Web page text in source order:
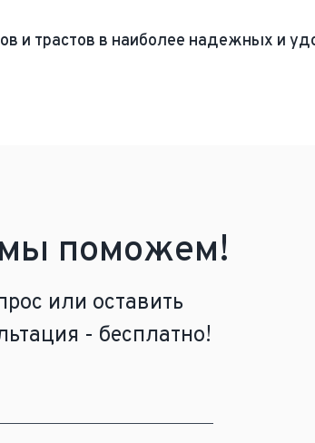
и трастов в наиболее надежных и
мы поможем!
или оставить
- бесплатно!